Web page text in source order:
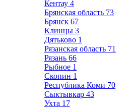
Кентау 4
Брянская область 73
Брянск 67
Клинцы 3
Дятьково 1
Рязанская область 71
Рязань 66
Рыбное 1
Скопин 1
Республика Коми 70
Сыктывкар 43
Ухта 17